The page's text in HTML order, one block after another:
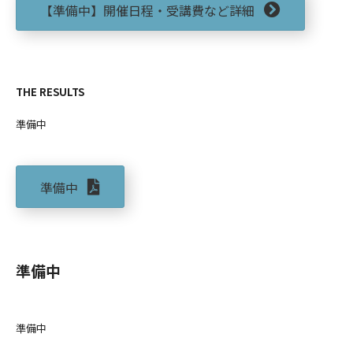
【準備中】開催日程・受講費など詳細
THE RESULTS
準備中
準備中
準備中
準備中